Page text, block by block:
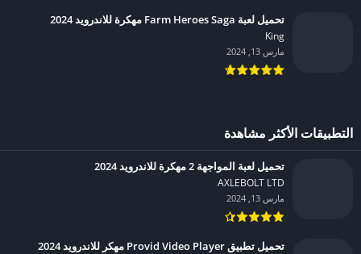
تحميل لعبة Farm Heroes Saga مهكرة للاندرويد 2024
King‏
مارس 13, 2024
التطبيقات الأكثر مشاهدة
تحميل لعبة المواجهة 2 مهكرة للاندرويد 2024
AXLEBOLT LTD‏
مارس 13, 2024
تحميل تطبيق Provid Video Player مهكر للاندرويد 2024